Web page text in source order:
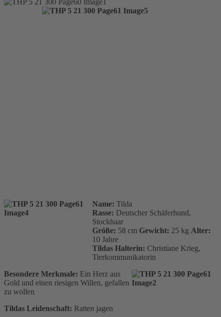
Name: Tilda
Rasse: Deutscher Schäferhund,
Stockhaar
Größe: 58 cm Gewicht: 25 kg Alter:
10 Jahre
Tildas Halterin: Christiane Krieg,
Tierkommunikatorin
Besondere Merkmale: Ein Herz aus
Gold und einen riesigen Willen, gefallen
zu wollen
Tildas Leidenschaft: Ratten jagen